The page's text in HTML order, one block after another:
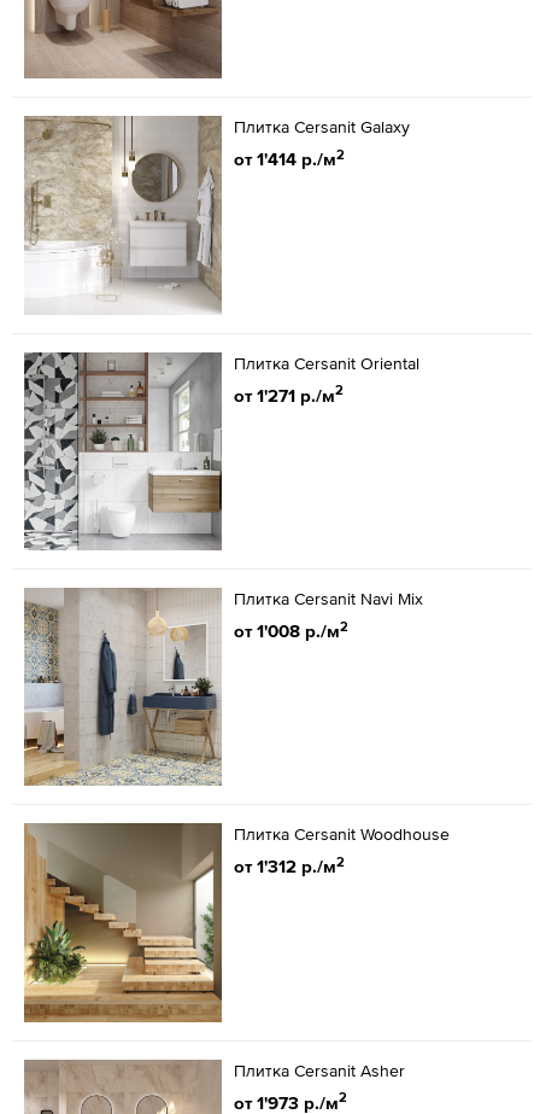
Плитка Cersanit Galaxy
от 1'414 р./м2
Плитка Cersanit Oriental
от 1'271 р./м2
Плитка Cersanit Navi Mix
от 1'008 р./м2
Плитка Cersanit Woodhouse
от 1'312 р./м2
Плитка Cersanit Asher
от 1'973 р./м2